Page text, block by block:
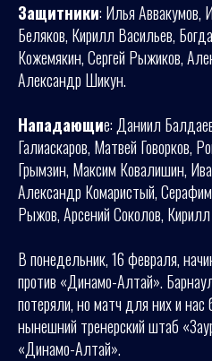
Защитники: Илья
Беляков, Кирилл Васильев,
Кожемякин, Сергей Рыжиков,
Александр Шикун.
Нападающие: Даниил
Галиаскаров, Матвей Говорков,
Грымзин, Максим Ковалишин,
Александр Комаристый,
Рыжов, Арсений Соколов,
В понедельник, 16 февраля,
против «Динамо-Алтай».
потеряли, но матч для них и
нынешний тренерский штаб
«Динамо-Алтай».